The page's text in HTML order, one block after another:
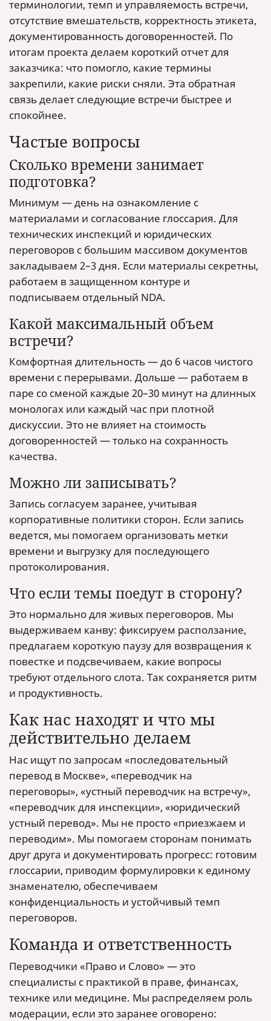
терминологии, темп и управляемость встречи,
отсутствие вмешательств, корректность этикета,
документированность договоренностей. По
итогам проекта делаем короткий отчет для
заказчика: что помогло, какие термины
закрепили, какие риски сняли. Эта обратная
связь делает следующие встречи быстрее и
спокойнее.
Частые вопросы
Сколько времени занимает
подготовка?
Минимум — день на ознакомление с
материалами и согласование глоссария. Для
технических инспекций и юридических
переговоров с большим массивом документов
закладываем 2–3 дня. Если материалы секретны,
работаем в защищенном контуре и
подписываем отдельный NDA.
Какой максимальный объем
встречи?
Комфортная длительность — до 6 часов чистого
времени с перерывами. Дольше — работаем в
паре со сменой каждые 20–30 минут на длинных
монологах или каждый час при плотной
дискуссии. Это не влияет на стоимость
договоренностей — только на сохранность
качества.
Можно ли записывать?
Запись согласуем заранее, учитывая
корпоративные политики сторон. Если запись
ведется, мы помогаем организовать метки
времени и выгрузку для последующего
протоколирования.
Что если темы поедут в сторону?
Это нормально для живых переговоров. Мы
выдерживаем канву: фиксируем расползание,
предлагаем короткую паузу для возвращения к
повестке и подсвечиваем, какие вопросы
требуют отдельного слота. Так сохраняется ритм
и продуктивность.
Как нас находят и что мы
действительно делаем
Нас ищут по запросам «последовательный
перевод в Москве», «переводчик на
переговоры», «устный переводчик на встречу»,
«переводчик для инспекции», «юридический
устный перевод». Мы не просто «приезжаем и
переводим». Мы помогаем сторонам понимать
друг друга и документировать прогресс: готовим
глоссарии, приводим формулировки к единому
знаменателю, обеспечиваем
конфиденциальность и устойчивый темп
переговоров.
Команда и ответственность
Переводчики «Право и Слово» — это
специалисты с практикой в праве, финансах,
технике или медицине. Мы распределяем роль
модерации, если это заранее оговорено: